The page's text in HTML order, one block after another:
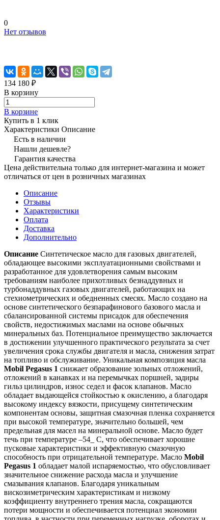
0
Нет отзывов
134 180 ₽
В корзину
В корзине
Купить в 1 клик
Характеристики Описание
Есть в наличии
Нашли дешевле?
Гарантия качества
Цена действительна только для интернет-магазина и может
отличаться от цен в розничных магазинах
Описание
Отзывы
Характеристики
Оплата
Доставка
Дополнительно
Описание Синтетическое масло для газовых двигателей,
обладающее высокими эксплуатационными свойствами и
разработанное для удовлетворения самым высоким
требованиям наиболее прихотливых безнаддувных и
турбонаддувных газовых двигателей, работающих на
стехиометрических и обедненных смесях. Масло создано на
основе синтетического безпарафинового базового масла и
сбалансированной системы присадок для обеспечения
свойств, недостижимых маслами на основе обычных
минеральных баз. Потенциальное преимущество заключается
в достижении улучшенного практического результата за счет
увеличения срока службы двигателя и масла, снижения затрат
на топливо и обслуживание. Уникальная композиция масла
Mobil Pegasus 1 снижает образование зольных отложений,
отложений в канавках и на перемычках поршней, задиры
гильз цилиндров, износ седел и фасок клапанов. Масло
обладает выдающейся стойкостью к окислению, а благодаря
высокому индексу вязкости, присущему синтетическим
компонентам основы, защитная смазочная пленка сохраняется
при высокой температуре, значительно большей, чем
предельная для масел на минеральной основе. Масло будет
течь при температуре –54_ C, что обеспечивает хорошие
пусковые характеристики и эффективную смазочную
способность при отрицательной температуре. Масло Mobil
Pegasus 1 обладает малой испаряемостью, что обусловливает
значительное снижение расхода масла и улучшение
смазывания клапанов. Благодаря уникальным
вискозиметрическим характеристикам и низкому
коэффициенту внутреннего трения масла, сокращаются
потери мощности и обеспечивается потенциал экономии